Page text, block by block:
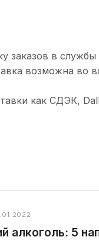
заказов в
возможна во
как СДЭК,
алкоголь: 5